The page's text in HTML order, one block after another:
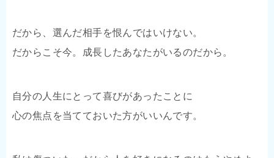
だから、選んだ相手を恨んではいけない。
だからこそ今。成長したあなたがいるのだから。
自分の人生にとって喜びがあったことに
心の焦点を当てておいた方がいいんです。